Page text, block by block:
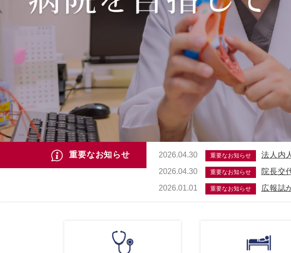
重要なお知らせ 2026.04.30 重要なお知らせ
法人内
2026.04.30
重要なお知らせ
院長交
2026.01.01
重要なお知らせ 広報誌